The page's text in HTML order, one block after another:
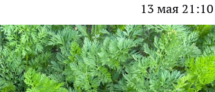
13 мая 21:10